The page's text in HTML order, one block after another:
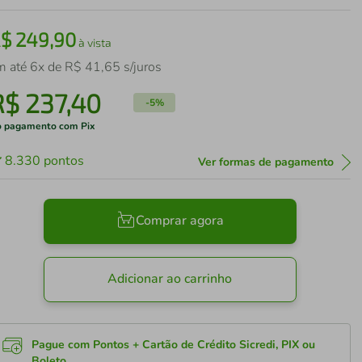
249,90à vista
até 6x de R$ 41,65 s/juros
237,40 -5%
pagamento com Pix
8.330 pontos Ver formas de pagamento
Comprar agora
Adicionar ao carrinho
Pague com Pontos + Cartão de Crédito Sicredi, PIX ou